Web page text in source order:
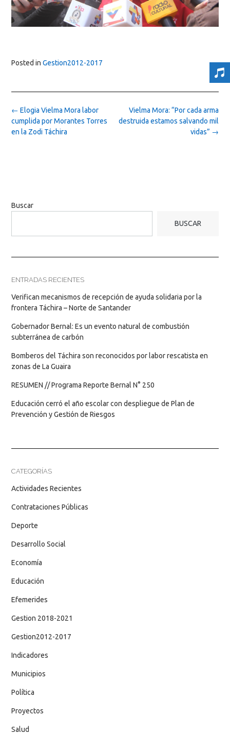
Posted in Gestion2012-2017
Post
navigation
Vielma Mora: “Por cada arma
destruida estamos salvando mil
vidas” →
← Elogia Vielma Mora labor
cumplida por Morantes Torres
en la Zodi Táchira
Buscar
BUSCAR
ENTRADAS RECIENTES
Verifican mecanismos de recepción de ayuda solidaria por la
frontera Táchira – Norte de Santander
Gobernador Bernal: Es un evento natural de combustión
subterránea de carbón
Bomberos del Táchira son reconocidos por labor rescatista en
zonas de La Guaira
RESUMEN // Programa Reporte Bernal N° 250
Educación cerró el año escolar con despliegue de Plan de
Prevención y Gestión de Riesgos
CATEGORÍAS
Actividades Recientes
Contrataciones Públicas
Deporte
Desarrollo Social
Economía
Educación
Efemerides
Gestion 2018-2021
Gestion2012-2017
Indicadores
Municipios
Política
Proyectos
Salud